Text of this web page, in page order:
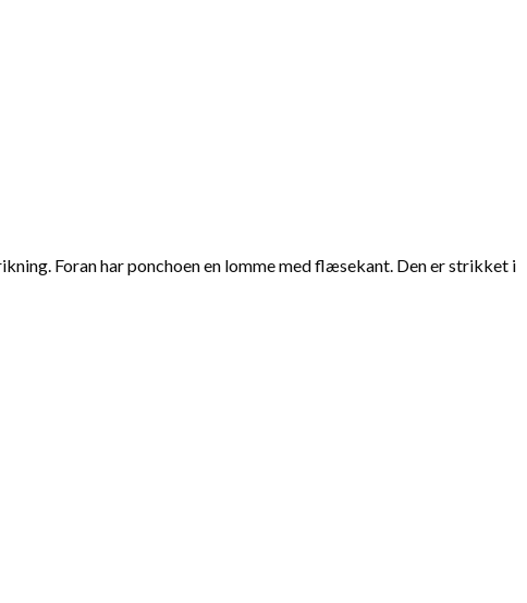
Foran har ponchoen en lomme med flæsekant. Den er strikket i